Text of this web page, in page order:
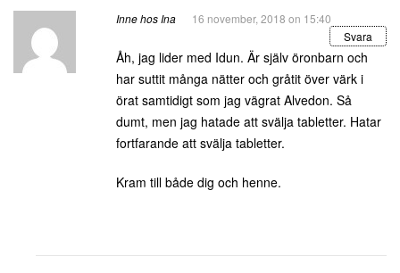
Inne hos Ina
16 november, 2018 on 15:40
Svara
Åh, jag lider med Idun. Är själv öronbarn och
har suttit många nätter och gråtit över värk i
örat samtidigt som jag vägrat Alvedon. Så
dumt, men jag hatade att svälja tabletter. Hatar
fortfarande att svälja tabletter.
Kram till både dig och henne.